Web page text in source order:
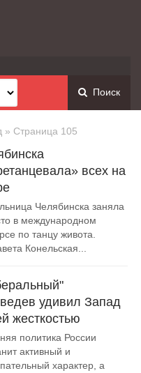
Поиск
» Страница 105
всех на
Челябинска заняла
в международном
по танцу живота.
Конельская...
удивил Запад
жесткостью
политика России
активный и
характер, а